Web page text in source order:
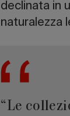
declinata in
naturalezza
“Le